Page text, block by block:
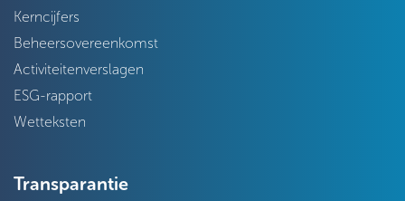
Kerncijfers
Beheersovereenkomst
Activiteitenverslagen
ESG-rapport
Wetteksten
Transparantie